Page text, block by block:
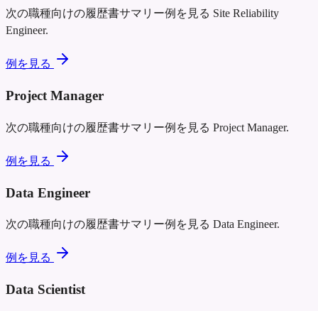
次の職種向けの履歴書サマリー例を見る Site Reliability
Engineer.
例を見る
Project Manager
次の職種向けの履歴書サマリー例を見る Project Manager.
例を見る
Data Engineer
次の職種向けの履歴書サマリー例を見る Data Engineer.
例を見る
Data Scientist